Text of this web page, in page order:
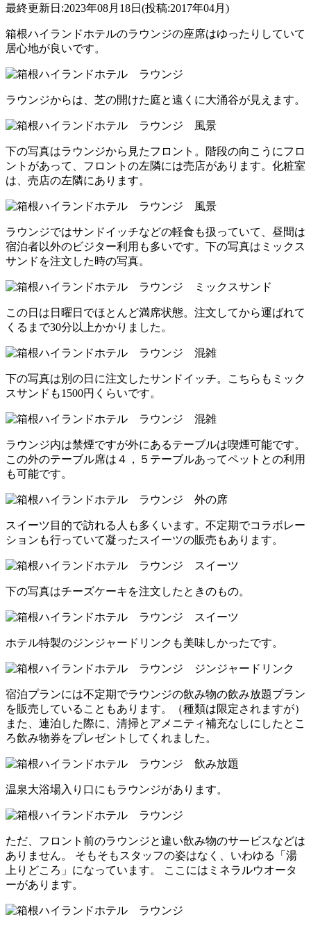
最終更新日:2023年08月18日(投稿:2017年04月)
箱根ハイランドホテルのラウンジの座席はゆったりしていて
居心地が良いです。
ラウンジからは、芝の開けた庭と遠くに大涌谷が見えます。
下の写真はラウンジから見たフロント。階段の向こうにフロ
ントがあって、フロントの左隣には売店があります。化粧室
は、売店の左隣にあります。
ラウンジではサンドイッチなどの軽食も扱っていて、昼間は
宿泊者以外のビジター利用も多いです。下の写真はミックス
サンドを注文した時の写真。
この日は日曜日でほとんど満席状態。注文してから運ばれて
くるまで30分以上かかりました。
下の写真は別の日に注文したサンドイッチ。こちらもミック
スサンドも1500円くらいです。
ラウンジ内は禁煙ですが外にあるテーブルは喫煙可能です。
この外のテーブル席は４，５テーブルあってペットとの利用
も可能です。
スイーツ目的で訪れる人も多くいます。不定期でコラボレー
ションも行っていて凝ったスイーツの販売もあります。
下の写真はチーズケーキを注文したときのもの。
ホテル特製のジンジャードリンクも美味しかったです。
宿泊プランには不定期でラウンジの飲み物の飲み放題プラン
を販売していることもあります。（種類は限定されますが）
また、連泊した際に、清掃とアメニティ補充なしにしたとこ
ろ飲み物券をプレゼントしてくれました。
温泉大浴場入り口にもラウンジがあります。
ただ、フロント前のラウンジと違い飲み物のサービスなどは
ありません。 そもそもスタッフの姿はなく、いわゆる「湯
上りどころ」になっています。 ここにはミネラルウオータ
ーがあります。